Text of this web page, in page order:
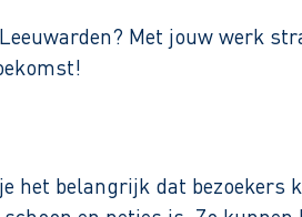
Met jouw werk
het belangrijk dat